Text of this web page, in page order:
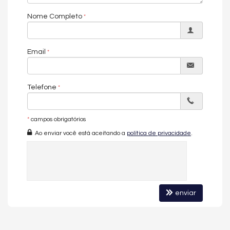
Imóvel disponível para visitação.
Entre em contato conosco e conheça esse empreendimento.
*Os valores estão sujeitos a alteração sem aviso prévio.*
Frente Mar
Um Apartamento Por Andar
Nome Completo
Email
Telefone
* campos obrigatórios
Ao enviar você está aceitando a política de privacidade
enviar